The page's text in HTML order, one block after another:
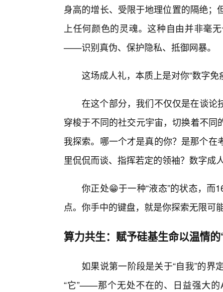
身高的增长、受限于地理位置的隔绝
上任何颜色的灵魂。这种自由并非毫
——识别真伪、保护隐私、抵御网暴。
这场成人礼，本质上是对你“数字免
在这个部分，我们不仅仅是在谈论
穿梭于不同的社交元宇宙，切换着不
我探索。哪一个才是真的你？是那个
里侃侃而谈、指挥若定的领袖？数字成
你正处😁于一种“液态”的状态，
点。你手中的键盘，就是你探索无限可
算力共生：赋予硅基生命以温情
如果说第一阶段是关于“自我”的
“它”——那个无处不在的、日益强大